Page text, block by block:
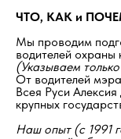
ЧТО, КАК и
Мы проводим
водителей охраны
(Указываем
От водителей
Всея Руси
крупных
Наш опыт (с 1991